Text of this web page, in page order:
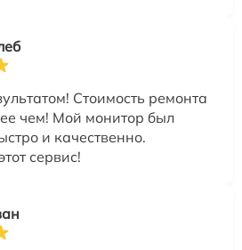
Стоимость ремонта
чем! Мой монитор был
и качественно.
сервис!